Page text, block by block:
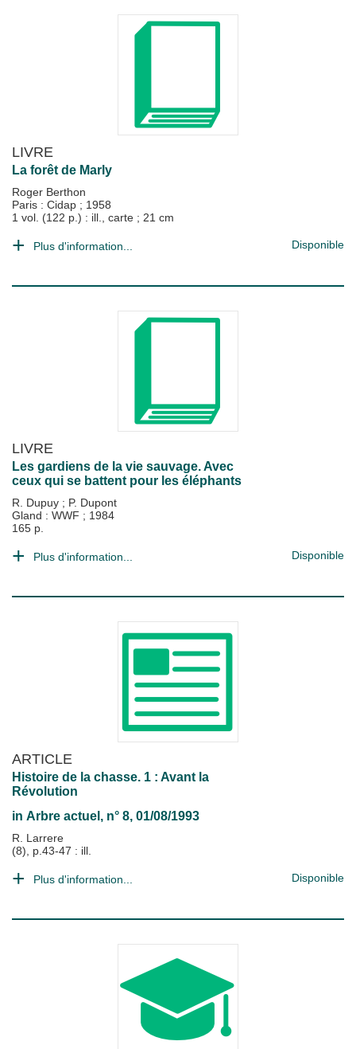
LIVRE
La forêt de Marly
Roger Berthon
Paris : Cidap ; 1958
1 vol. (122 p.) : ill., carte ; 21 cm
Plus d'information... Disponible
LIVRE
Les gardiens de la vie sauvage. Avec
ceux qui se battent pour les éléphants
R. Dupuy ; P. Dupont
Gland : WWF ; 1984
165 p.
Plus d'information... Disponible
ARTICLE
Histoire de la chasse. 1 : Avant la
Révolution
in Arbre actuel , n° 8, 01/08/1993
R. Larrere
(8), p.43-47 : ill.
Plus d'information... Disponible